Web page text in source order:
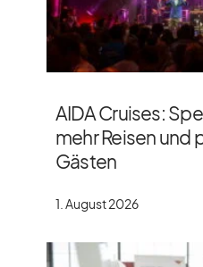
AIDA Cruises:
mehr Reisen und
Gästen
1. August 2026